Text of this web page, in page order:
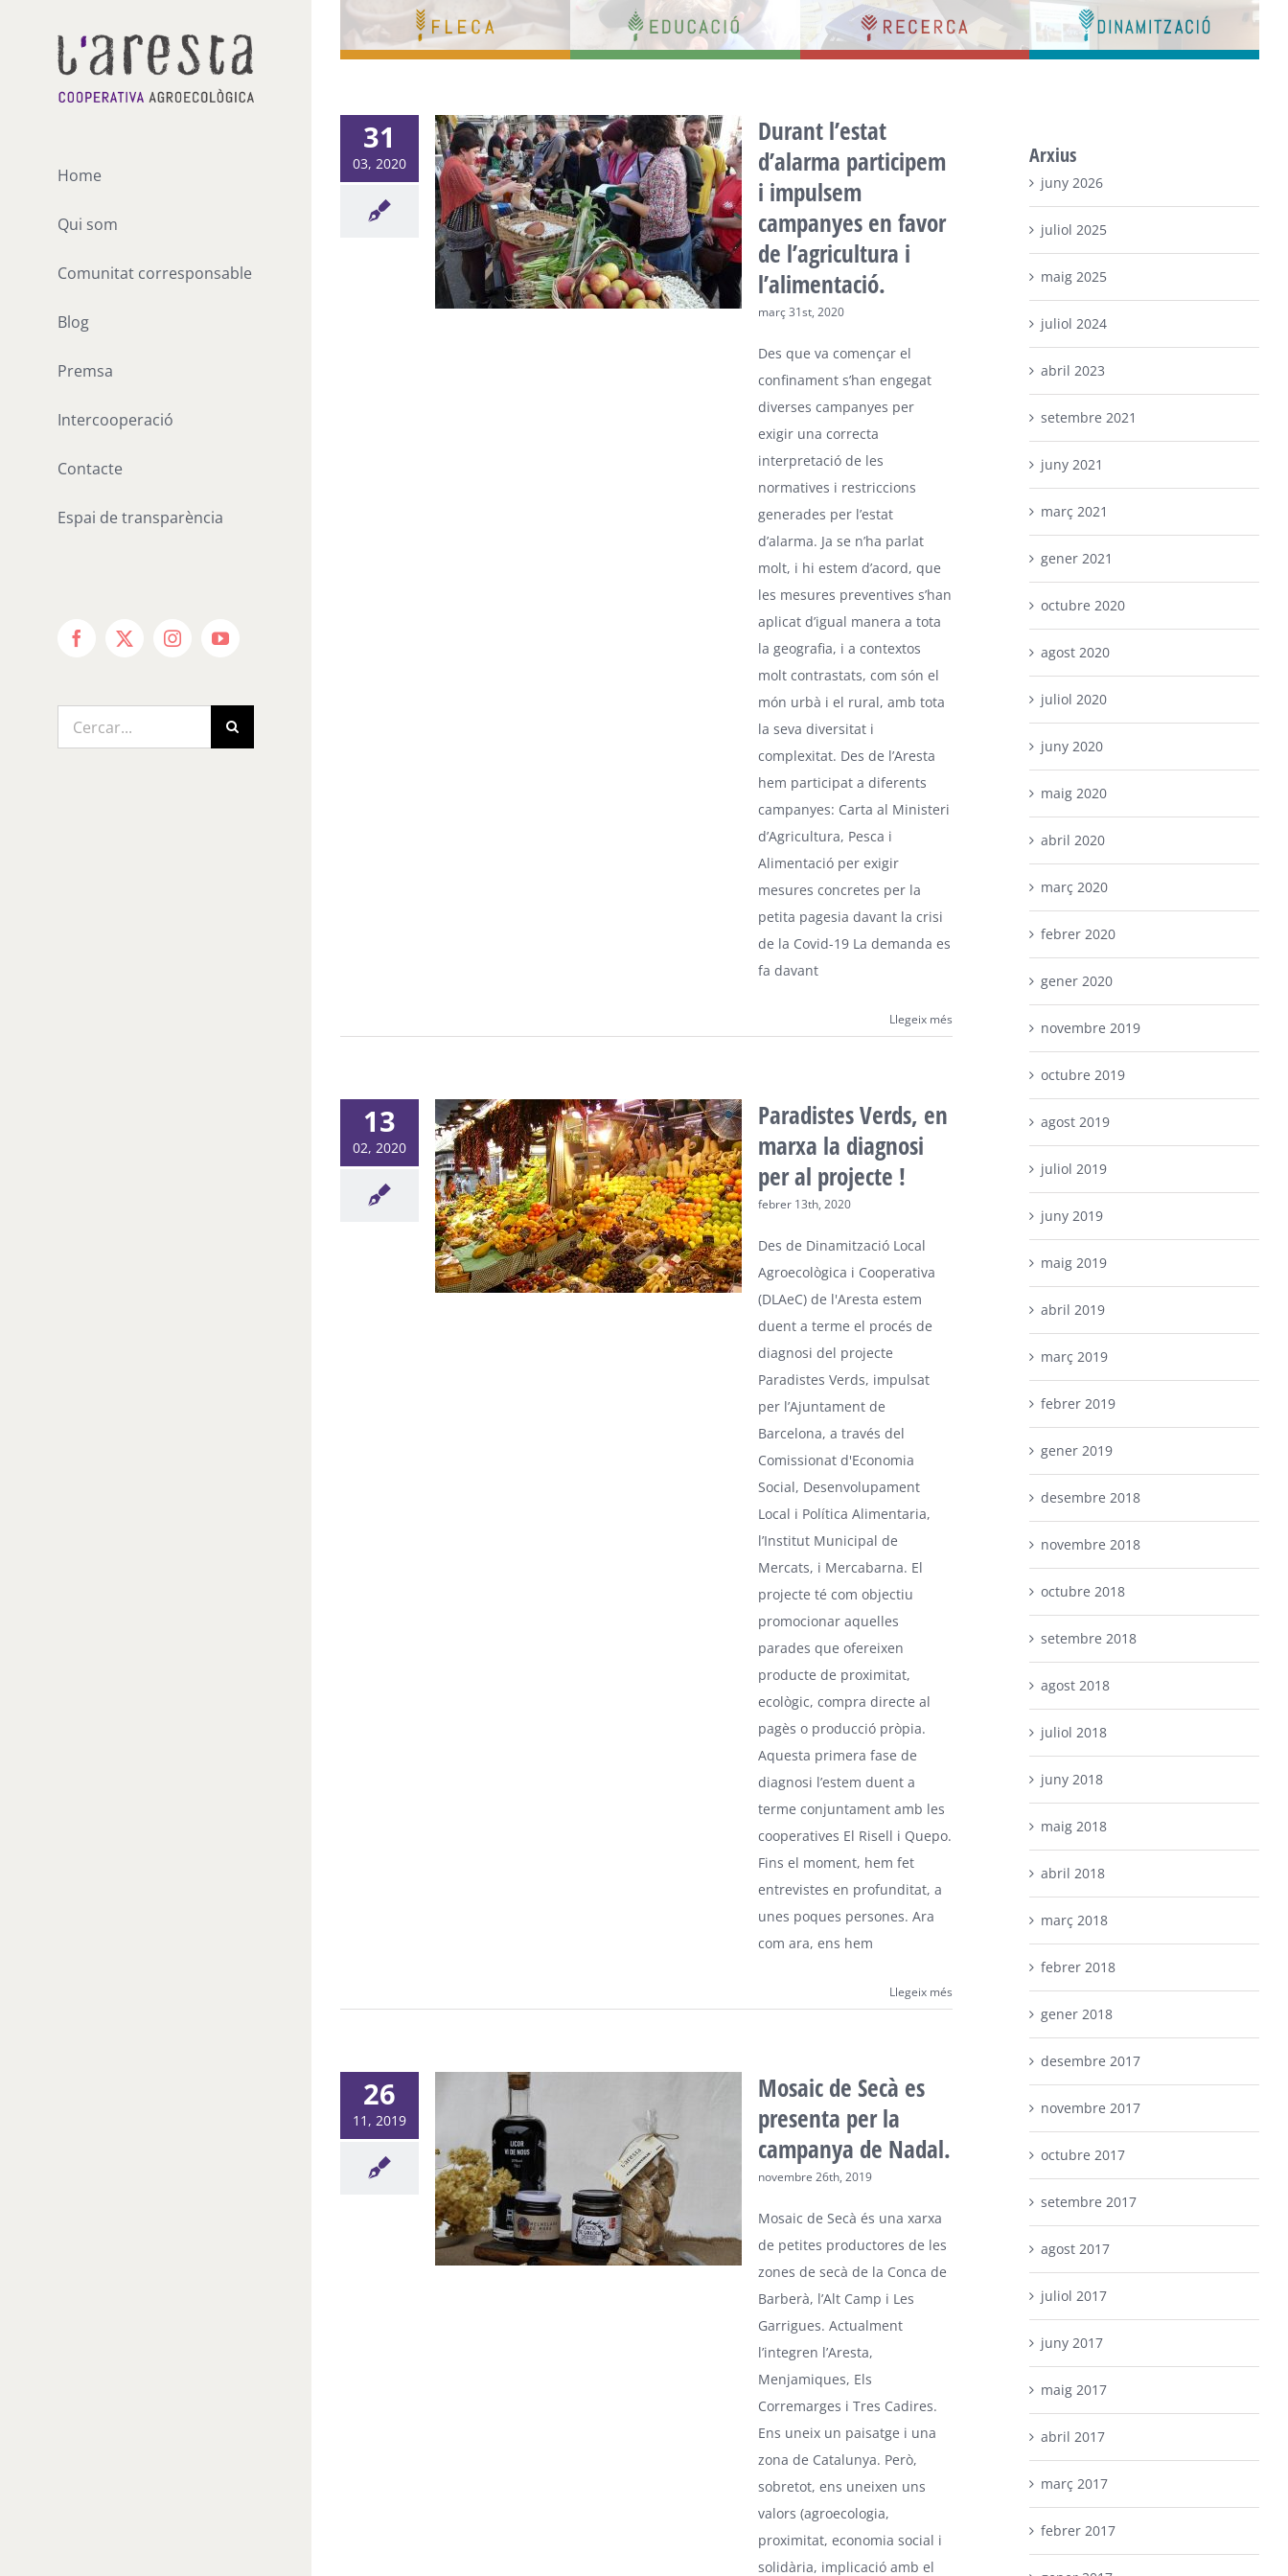
Home
Qui som
Comunitat corresponsable
Blog
Premsa
Intercooperació
Contacte
Espai de transparència
Facebook
X InstagramYouTube
Cerca
…
31
03, 2020
Durant l’estat
d’alarma participem
i impulsem
campanyes en favor
de l’agricultura i
l’alimentació.
març 31st, 2020
Des que va començar el
confinament s’han engegat
diverses campanyes per
exigir una correcta
interpretació de les
normatives i restriccions
generades per l’estat
d’alarma. Ja se n’ha parlat
molt, i hi estem d’acord, que
les mesures preventives s’han
aplicat d’igual manera a tota
la geografia, i a contextos
molt contrastats, com són el
món urbà i el rural, amb tota
la seva diversitat i
complexitat. Des de l’Aresta
hem participat a diferents
campanyes: Carta al Ministeri
d’Agricultura, Pesca i
Alimentació per exigir
mesures concretes per la
petita pagesia davant la crisi
de la Covid-19 La demanda es
fa davant
Llegeix més
13
02, 2020
Paradistes Verds, en
marxa la diagnosi
per al projecte !
febrer 13th, 2020
Des de Dinamització Local
Agroecològica i Cooperativa
(DLAeC) de l'Aresta estem
duent a terme el procés de
diagnosi del projecte
Paradistes Verds, impulsat
per l’Ajuntament de
Barcelona, a través del
Comissionat d'Economia
Social, Desenvolupament
Local i Política Alimentaria,
l’Institut Municipal de
Mercats, i Mercabarna. El
projecte té com objectiu
promocionar aquelles
parades que ofereixen
producte de proximitat,
ecològic, compra directe al
pagès o producció pròpia.
Aquesta primera fase de
diagnosi l’estem duent a
terme conjuntament amb les
cooperatives El Risell i Quepo.
Fins el moment, hem fet
entrevistes en profunditat, a
unes poques persones. Ara
com ara, ens hem
Llegeix més
26
11, 2019
Mosaic de Secà es
presenta per la
campanya de Nadal.
novembre 26th, 2019
Mosaic de Secà és una xarxa
de petites productores de les
zones de secà de la Conca de
Barberà, l’Alt Camp i Les
Garrigues. Actualment
l’integren l’Aresta,
Menjamiques, Els
Corremarges i Tres Cadires.
Ens uneix un paisatge i una
zona de Catalunya. Però,
sobretot, ens uneixen uns
valors (agroecologia,
proximitat, economia social i
solidària, implicació amb el
Arxius
juny 2026
juliol 2025
maig 2025
juliol 2024
abril 2023
setembre 2021
juny 2021
març 2021
gener 2021
octubre 2020
agost 2020
juliol 2020
juny 2020
maig 2020
abril 2020
març 2020
febrer 2020
gener 2020
novembre 2019
octubre 2019
agost 2019
juliol 2019
juny 2019
maig 2019
abril 2019
març 2019
febrer 2019
gener 2019
desembre 2018
novembre 2018
octubre 2018
setembre 2018
agost 2018
juliol 2018
juny 2018
maig 2018
abril 2018
març 2018
febrer 2018
gener 2018
desembre 2017
novembre 2017
octubre 2017
setembre 2017
agost 2017
juliol 2017
juny 2017
maig 2017
abril 2017
març 2017
febrer 2017
Area